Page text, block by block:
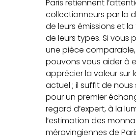
Paris retiennent
collectionneurs par la
de leurs émissions et la
de leurs types. Si vous
une pièce
pouvons vous aider à
apprécier la valeur sur
actuel ; il suffit de nous
pour un premier
regard d’expert, à la
l’estimation des
mérovingiennes de